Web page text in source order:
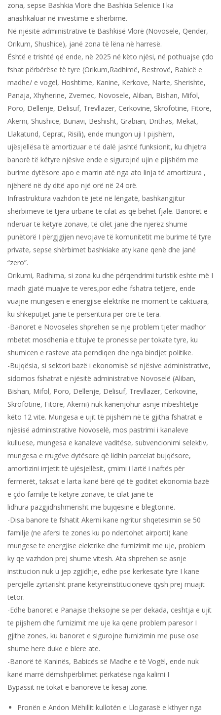
zona, sepse Bashkia Vlorë dhe Bashkia Selenicë I ka
anashkaluar në investime e shërbime.
Në njësitë administrative të Bashkisë Vlorë (Novosele, Qender,
Orikum, Shushice), janë zona të lëna në harresë.
Është e trishtë që ende, në 2025 në këto njësi, në pothuajse çdo
fshat përbërëse të tyre (Orikum,Radhimë, Bestrovë, Babicë e
madhe/ e vogel, Hoshtime, Kanine, Kerkove, Narte, Sherishte,
Panaja, Xhyherine, Zvernec, Novosele, Aliban, Bishan, Mifol,
Poro, Dellenje, Delisuf, Trevllazer, Cerkovine, Skrofotine, Fitore,
Akerni, Shushice, Bunavi, Beshisht, Grabian, Drithas, Mekat,
Llakatund, Ceprat, Risili), ende mungon uji I pijshëm,
ujësjellësa të amortizuar e të dalë jashtë funksionit, ku dhjetra
banorë të këtyre njësive ende e sigurojnë ujin e pijshëm me
burime dytësore apo e marrin atë nga ato linja të amortizura ,
njëherë në dy ditë apo një orë në 24 orë.
Infrastruktura vazhdon të jetë në lëngatë, bashkangjitur
shërbimeve të tjera urbane të cilat as që bëhet fjalë. Banorët e
nderuar të këtyre zonave, të cilët janë dhe njerëz shumë
punëtorë I përgjgijen nevojave të komunitetit me burime të tyre
private, sepse shërbimet bashkiake aty kane qenë dhe janë
“zero”.
Orikumi, Radhima, si zona ku dhe përqendrimi turistik eshte më I
madh gjatë muajve te veres,por edhe fshatra tetjere, ende
vuajne mungesen e energjise elektrike ne moment te caktuara,
ku shkeputjet jane te perseritura per ore te tera.
-Banoret e Novoseles shprehen se nje problem tjeter madhor
mbetet mosdhenia e titujve te pronesise per tokate tyre, ku
shumicen e rasteve ata perndiqen dhe nga bindjet politike.
-Bujqësia, si sektori bazë i ekonomisë së njësive administrative,
sidomos fshatrat e njësitë administrative Novoselë (Aliban,
Bishan, Mifol, Poro, Dellenje, Delisuf, Trevllazer, Cerkovine,
Skrofotine, Fitore, Akerni) nuk kanënjohur asnjë mbështetje
këto 12 vite. Mungesa e ujit të pijshëm në të gjitha fshatrat e
njësisë administrative Novoselë, mos pastrimi i kanaleve
kulluese, mungesa e kanaleve vaditëse, subvencionimi selektiv,
mungesa e rrugëve dytësore që lidhin parcelat bujqësore,
amortizini irrjetit të ujësjellësit, çmimi i lartë i naftës për
fermerët, taksat e larta kanë bërë që të goditet ekonomia bazë
e çdo familje të këtyre zonave, të cilat janë të
lidhura pazgjidhshmërisht me bujqësinë e blegtorinë.
-Disa banore te fshatit Akerni kane ngritur shqetesimin se 50
familje (ne afersi te zones ku po ndertohet airporti) kane
mungese te energjise elektrike dhe furnizimit me uje, problem
ky qe vazhdon prej shume vitesh. Ata shprehen se asnje
institucion nuk u jep zgjidhje, edhe pse kerkesate tyre I kane
percjelle zyrtarisht prane ketyreinstitucioneve qysh prej muajit
tetor.
-Edhe banoret e Panajse theksojne se per dekada, ceshtja e ujit
te pijshem dhe furnizimit me uje ka qene problem paresor I
gjithe zones, ku banoret e sigurojne furnizimin me puse ose
shume here duke e blere ate.
-Banorë të Kaninës, Babicës së Madhe e të Vogël, ende nuk
kanë marrë dëmshpërblimet përkatëse nga kalimi I
Bypassit në tokat e banorëve të kësaj zone.
Pronën e Andon Mëhillit kullotën e Llogarasë e kthyer nga